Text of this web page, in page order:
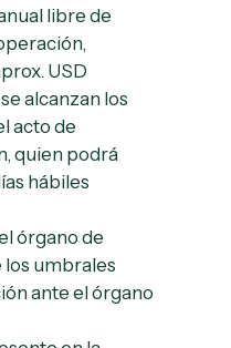
libre de
USD
alcanzan los
acto de
quien podrá
hábiles
órgano de
umbrales
ante el órgano